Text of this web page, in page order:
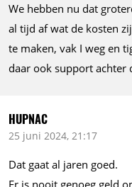
We hebben nu dat
al tijd af wat de kosten
te maken, vak I weg en
daar ook support achter
HUPNAC
25 juni 2024, 21:17
Dat gaat al jaren goed.
Er is nooit genoeg geld